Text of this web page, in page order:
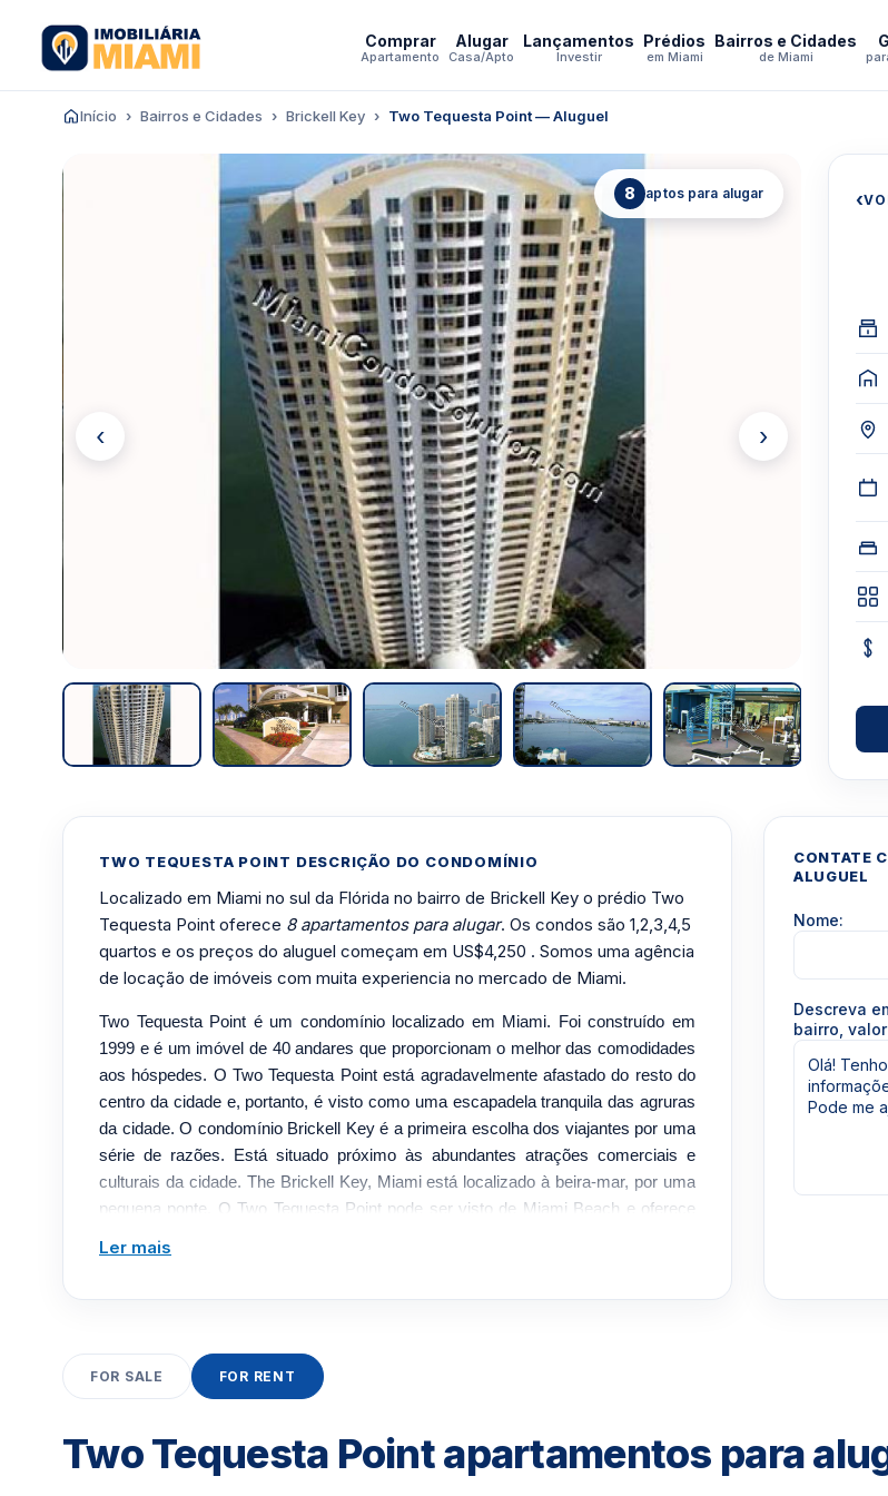
Comprar
Apartamento
Alugar
Casa/Apto
Lançamentos
Investir
Prédios
em Miami
Bairros e Cidades
de Miami
Início Bairros e Cidades Brickell Key Two Tequesta Point — Aluguel
8 aptos para alugar
‹ ›
‹
TWO TEQUESTA POINT DESCRIÇÃO DO CONDOMÍNIO
Localizado em Miami no sul da Flórida no bairro de Brickell Key o prédio Two
Tequesta Point oferece 8 apartamentos para alugar. Os condos são 1,2,3,4,5
quartos e os preços do aluguel começam em US$4,250 . Somos uma agência
de locação de imóveis com muita experiencia no mercado de Miami.
Two Tequesta Point é um condomínio localizado em Miami. Foi construído em
1999 e é um imóvel de 40 andares que proporcionam o melhor das comodidades
aos hóspedes. O Two Tequesta Point está agradavelmente afastado do resto do
centro da cidade e, portanto, é visto como uma escapadela tranquila das agruras
da cidade. O condomínio Brickell Key é a primeira escolha dos viajantes por uma
série de razões. Está situado próximo às abundantes atrações comerciais e
culturais da cidade. The Brickell Key, Miami está localizado à beira-mar, por uma
pequena ponte. O Two Tequesta Point pode ser visto de Miami Beach e oferece
de Brickell Key com localização única, no extremo leste da Baía de Biscayne.
do setor imobiliário de Brickell Key. Projetado pela J. Scott Architecture, o Two
Tequesta Point é o destino muito procurado por empresários e viajantes a lazer.
O edifício Two Tequesta Point está equipado com quartos totalmente mobiliados e
Ler mais
CONTATE
ALUGUEL
Nome:
Descreva
bairro,
FOR SALE FOR RENT
Two Tequesta Point apartamentos para